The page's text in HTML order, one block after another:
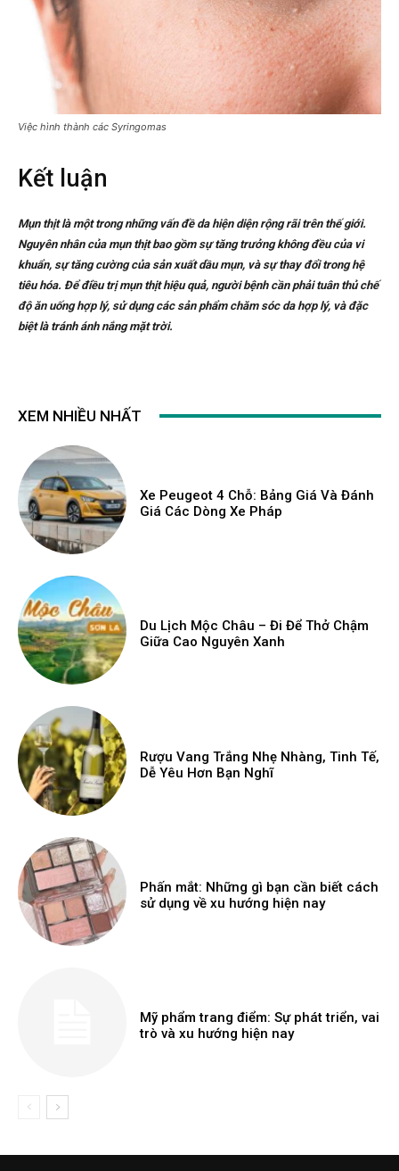
Việc hình thành các Syringomas
Kết luận
Mụn thịt là một trong những vấn đề da hiện diện rộng rãi trên thế giới.
Nguyên nhân của mụn thịt bao gồm sự tăng trưởng không đều của vi
khuẩn, sự tăng cường của sản xuất dầu mụn, và sự thay đổi trong hệ
tiêu hóa. Để điều trị mụn thịt hiệu quả, người bệnh cần phải tuân thủ chế
độ ăn uống hợp lý, sử dụng các sản phẩm chăm sóc da hợp lý, và đặc
biệt là tránh ánh nắng mặt trời.
XEM NHIỀU NHẤT
Xe Peugeot 4 Chỗ: Bảng Giá Và Đánh
Giá Các Dòng Xe Pháp
Du Lịch Mộc Châu – Đi Để Thở Chậm
Giữa Cao Nguyên Xanh
Rượu Vang Trắng Nhẹ Nhàng, Tinh Tế,
Dễ Yêu Hơn Bạn Nghĩ
Phấn mắt: Những gì bạn cần biết cách
sử dụng về xu hướng hiện nay
Mỹ phẩm trang điểm: Sự phát triển, vai
trò và xu hướng hiện nay